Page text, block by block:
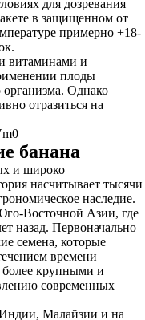
для дозревания
в защищенном от
примерно +18-
витаминами и
плоды
организма. Однако
отразиться на
банана
и широко
насчитывает тысячи
наследие.
Восточной Азии, где
назад. Первоначально
семена, которые
времени
более крупными и
современных
Малайзии и на